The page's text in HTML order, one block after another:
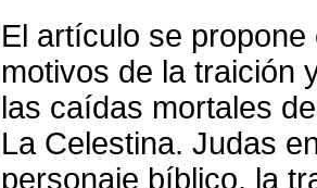
El artículo se
motivos de la traición
las caídas mortales
La Celestina. Judas
personaje bíblico, la